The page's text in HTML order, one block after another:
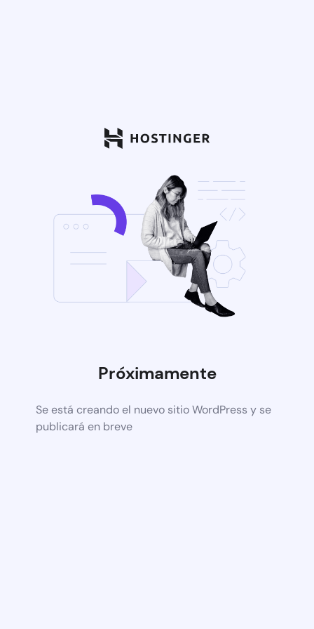
Próximamente
Se está creando el nuevo sitio WordPress y se
publicará en breve